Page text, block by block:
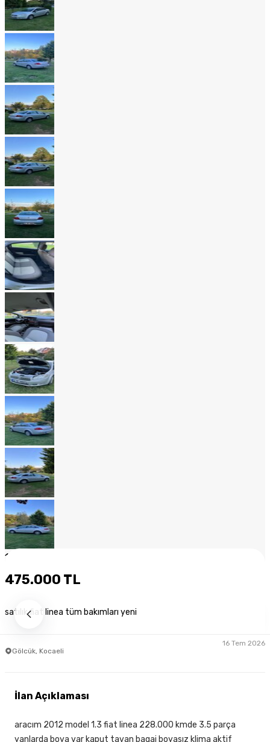
1
475.000 TL
satılık fiat linea tüm bakımları yeni
Gölcük, Kocaeli
16 Tem 2026
İlan Açıklaması
aracım 2012 model 1.3 fiat linea 228.000 kmde 3.5 parça
yanlarda boya var kaput tavan bagaj boyasız klima aktif